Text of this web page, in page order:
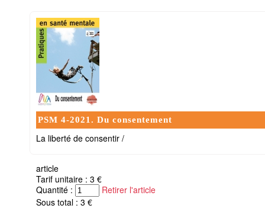
PSM 4-2021. Du consentement
La liberté de consentir /
article
Tarif unitaire : 3 €
Quantité :
Retirer l'article
Sous total : 3 €